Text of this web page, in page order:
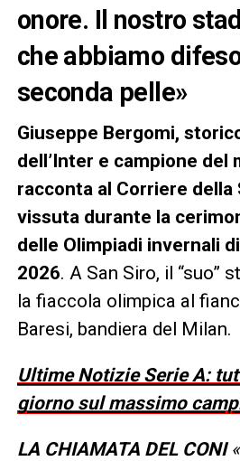
onore. Il nostro
che abbiamo
seconda pelle»
Giuseppe Bergomi,
dell’Inter e campione del
racconta al Corriere della
vissuta durante la
delle Olimpiadi invernali
2026. A San Siro, il “suo”
la fiaccola olimpica al
Baresi, bandiera del Milan.
Ultime Notizie Serie A:
giorno sul massimo
LA CHIAMATA DEL CONI